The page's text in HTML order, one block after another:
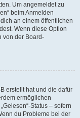
Um angemeldet zu
beim Anmelden
an einem öffentlichen
Wenn diese Option
von der Board-
erstellt hat und die dafür
ermöglichen
Status – sofern
du Probleme bei der